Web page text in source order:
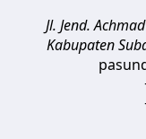
Jl. Jend.
Kabupaten